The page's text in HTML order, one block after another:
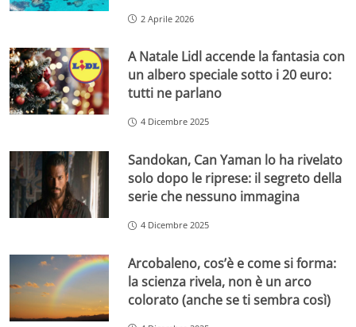
2 Aprile 2026
A Natale Lidl accende la fantasia con
un albero speciale sotto i 20 euro:
tutti ne parlano
4 Dicembre 2025
Sandokan, Can Yaman lo ha rivelato
solo dopo le riprese: il segreto della
serie che nessuno immagina
4 Dicembre 2025
Arcobaleno, cos’è e come si forma:
la scienza rivela, non è un arco
colorato (anche se ti sembra così)